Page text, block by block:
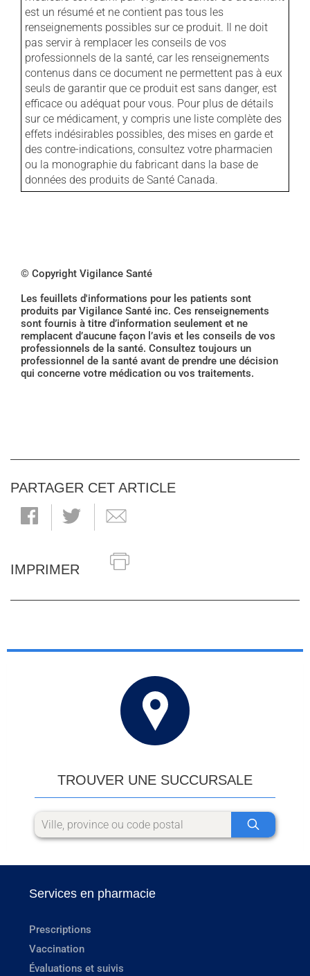
est un résumé et ne contient pas tous les
renseignements possibles sur ce produit. Il ne doit
pas servir à remplacer les conseils de vos
professionnels de la santé, car les renseignements
contenus dans ce document ne permettent pas à eux
seuls de garantir que ce produit est sans danger, est
efficace ou adéquat pour vous. Pour plus de détails
sur ce médicament, y compris une liste complète des
effets indésirables possibles, des mises en garde et
des contre-indications, consultez votre pharmacien
ou la monographie du fabricant dans la base de
données des produits de Santé Canada.
© Copyright Vigilance Santé
Les feuillets d'informations pour les patients sont
produits par Vigilance Santé inc. Ces renseignements
sont fournis à titre d’information seulement et ne
remplacent d’aucune façon l’avis et les conseils de vos
professionnels de la santé. Consultez toujours un
professionnel de la santé avant de prendre une décision
qui concerne votre médication ou vos traitements.
PARTAGER CET ARTICLE
IMPRIMER
TROUVER UNE SUCCURSALE
Services en pharmacie
Prescriptions
Vaccination
Évaluations et suivis